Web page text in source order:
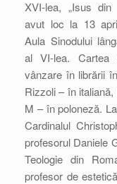
XVI-lea, „Isus din
avut loc la 13
Aula Sinodului
al VI-lea.
vânzare în librării
Rizzoli – în
M – în poloneză.
Cardinalul
profesorul Daniele
Teologie din
profesor de